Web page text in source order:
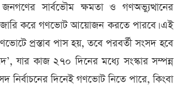
জনগণের সার্বভৌম ক্ষমতা ও গণঅভ্যুত্থানের
জারি করে গণভোট আয়োজন করতে পারবে। এই
প্রস্তাব পাস হয়,তবে পরবর্তী সংসদ হবে
,যার কাজ ২৭০ দিনের মধ্যে সংস্কার সম্পন্ন
নির্বাচনের দিনেই গণভোট নিতে পারে,কিংবা